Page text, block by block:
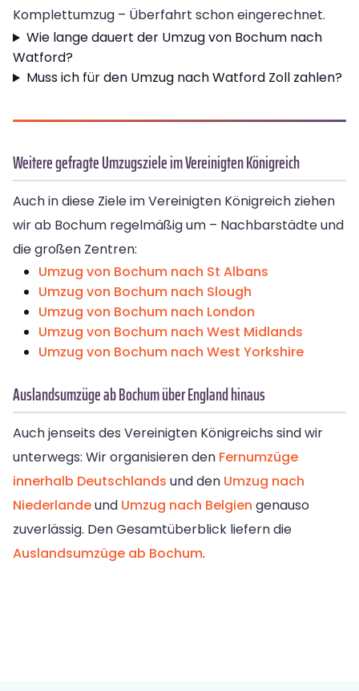
Komplettumzug – Überfahrt schon eingerechnet.
Wie lange dauert der Umzug von Bochum nach
Watford?
Muss ich für den Umzug nach Watford Zoll zahlen?
Weitere gefragte Umzugsziele im Vereinigten Königreich
Auch in diese Ziele im Vereinigten Königreich ziehen
wir ab Bochum regelmäßig um – Nachbarstädte und
die großen Zentren:
Umzug von Bochum nach St Albans
Umzug von Bochum nach Slough
Umzug von Bochum nach London
Umzug von Bochum nach West Midlands
Umzug von Bochum nach West Yorkshire
Auslandsumzüge ab Bochum über England hinaus
Auch jenseits des Vereinigten Königreichs sind wir
unterwegs: Wir organisieren den Fernumzüge
innerhalb Deutschlands und den Umzug nach
Niederlandeund Umzug nach Belgien genauso
zuverlässig. Den Gesamtüberblick liefern die
Auslandsumzüge ab Bochum.